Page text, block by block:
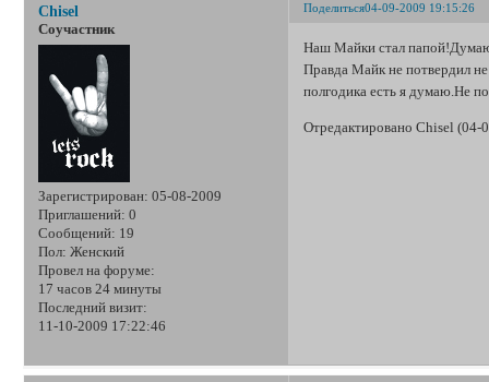
Поделиться04-09-2009 19:15:26
Chisel
Соучастник
Зарегистрирован: 05-08-2009
Приглашений: 0
Сообщений: 19
Пол: Женский
Провел на форуме:
17 часов 24 минуты
Последний визит:
11-10-2009 17:22:46
Наш Майки стал
Правда Майк не потвердил
полгодика есть я думаю.Не
Отредактировано Chisel